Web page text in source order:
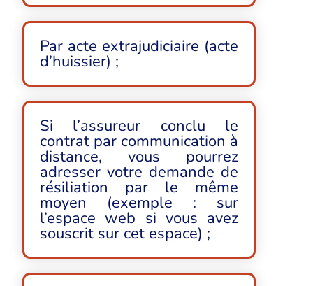
Par acte extrajudiciaire (acte
d’huissier) ;
Si l’assureur conclu le
contrat par communication à
distance, vous pourrez
adresser votre demande de
résiliation par le même
moyen (exemple : sur
l’espace web si vous avez
souscrit sur cet espace) ;